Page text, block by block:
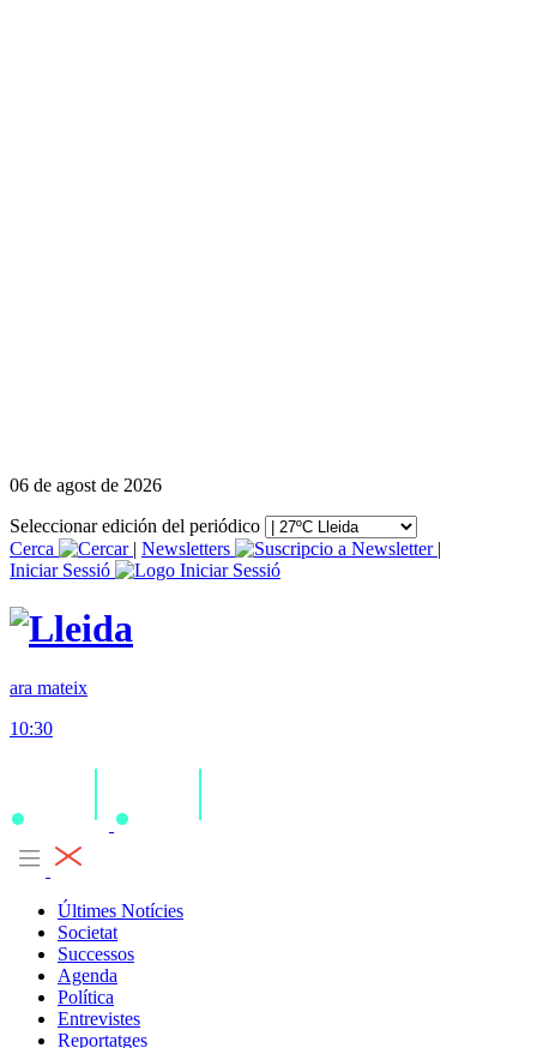
06 de agost de 2026
Seleccionar edición del periódico
Cerca
| Newsletters
|
Iniciar Sessió
ara mateix
10:30
Últimes Notícies
Societat
Successos
Agenda
Política
Entrevistes
Reportatges